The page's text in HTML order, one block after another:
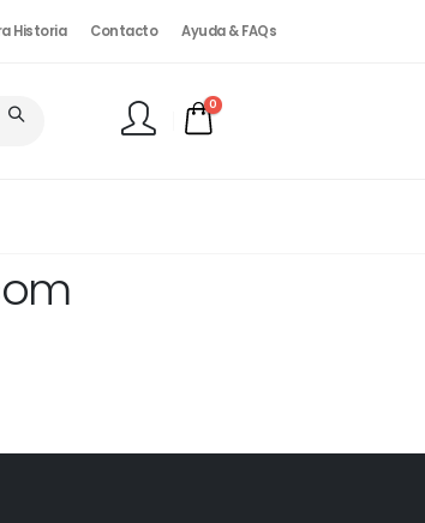
Historia Contacto Ayuda & FAQs
0